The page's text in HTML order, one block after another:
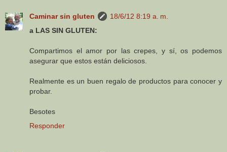
Caminar sin gluten
18/6/12 8:19 a. m.
a LAS SIN GLUTEN:
Compartimos el amor por las crepes, y sí, os podemos
asegurar que estos están deliciosos.
Realmente es un buen regalo de productos para conocer y
probar.
Besotes
Responder